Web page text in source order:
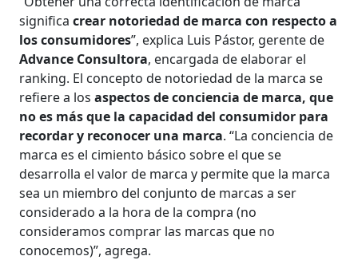
significacrear notoriedad de marca con respecto a
los consumidores”, explica Luis Pástor, gerente de
Advance Consultora, encargada de elaborar el
ranking. El concepto de notoriedad de la marca se
refiere a losaspectos de conciencia de marca, que
no es más que la capacidad del consumidor para
recordar y reconocer una marca. “La conciencia de
marca es el cimiento básico sobre el que se
desarrolla el valor de marca y permite que la marca
sea un miembro del conjunto de marcas a ser
considerado a la hora de la compra (no
consideramos comprar las marcas que no
conocemos)”, agrega.